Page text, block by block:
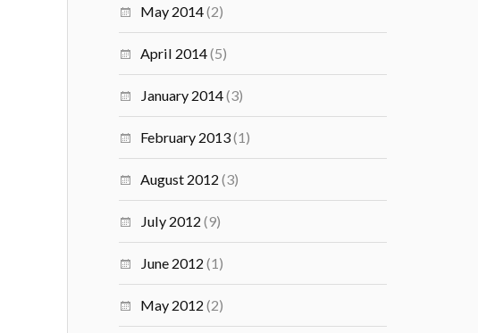
May 2014(2)
April 2014(5)
January 2014(3)
February 2013(1)
August 2012 (3)
July 2012 (9)
June 2012 (1)
May 2012 (2)